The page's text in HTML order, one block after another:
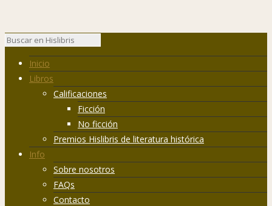
Inicio
Libros
Calificaciones
Ficción
No ficción
Premios Hislibris de literatura histórica
Info
Sobre nosotros
FAQs
Contacto